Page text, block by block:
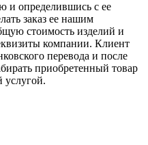
и определившись с ее
заказ ее нашим
стоимость изделий и
компании. Клиент
перевода и после
приобретенный товар
услугой.